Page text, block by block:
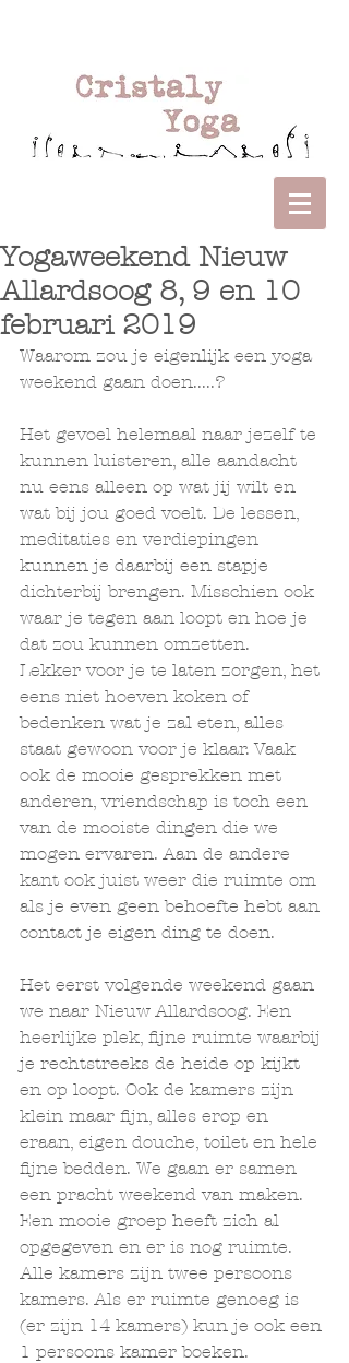
Yogaweekend Nieuw
Allardsoog 8, 9 en 10
februari 2019
Waarom zou je eigenlijk een yoga
weekend gaan doen.....?
Het gevoel helemaal naar jezelf te
kunnen luisteren, alle aandacht
nu eens alleen op wat jij wilt en
wat bij jou goed voelt. De lessen,
meditaties en verdiepingen
kunnen je daarbij een stapje
dichterbij brengen. Misschien ook
waar je tegen aan loopt en hoe je
dat zou kunnen omzetten.
Lekker voor je te laten zorgen, het
eens niet hoeven koken of
bedenken wat je zal eten, alles
staat gewoon voor je klaar. Vaak
ook de mooie gesprekken met
anderen, vriendschap is toch een
van de mooiste dingen die we
mogen ervaren. Aan de andere
kant ook juist weer die ruimte om
als je even geen behoefte hebt aan
contact je eigen ding te doen.
Het eerst volgende weekend gaan
we naar Nieuw Allardsoog. Een
heerlijke plek, fijne ruimte waarbij
je rechtstreeks de heide op kijkt
en op loopt. Ook de kamers zijn
klein maar fijn, alles erop en
eraan, eigen douche, toilet en hele
fijne bedden. We gaan er samen
een pracht weekend van maken.
Een mooie groep heeft zich al
opgegeven en er is nog ruimte.
Alle kamers zijn twee persoons
kamers. Als er ruimte genoeg is
(er zijn 14 kamers) kun je ook een
1 persoons kamer boeken.